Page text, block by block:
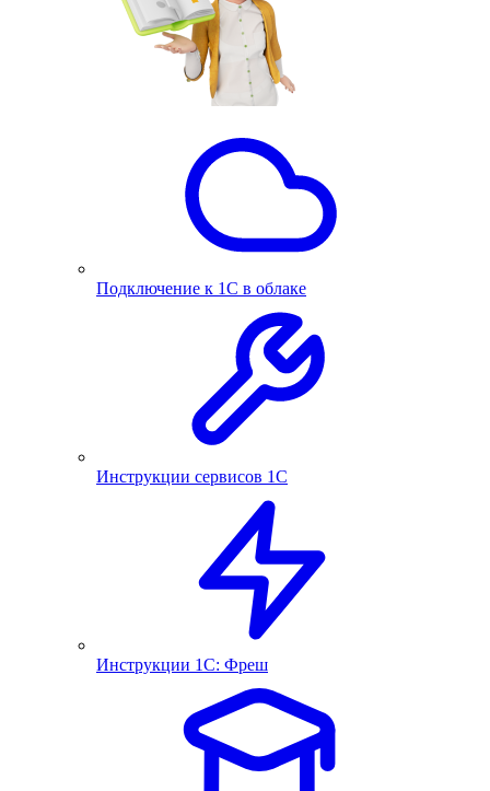
Подключение к 1С в облаке
Инструкции сервисов 1С
Инструкции 1С: Фреш